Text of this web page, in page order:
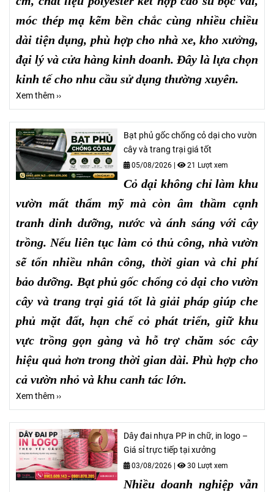
móc thép mạ kẽm bền chắc cùng nhiều chiều
dài tiện dụng, phù hợp cho nhà xe, kho xưởng,
đại lý và cửa hàng kinh doanh. Đây là lựa chọn
kinh tế cho nhu cầu sử dụng thường xuyên.
Xem thêm ››
Bạt phủ gốc chống cỏ dại cho vườn
cây và trang trại giá tốt
05/08/2026 | 21 Lượt xem
Cỏ dại không chỉ làm khu
vườn mất thẩm mỹ mà còn âm thầm cạnh
tranh dinh dưỡng, nước và ánh sáng với cây
trồng. Nếu liên tục làm cỏ thủ công, nhà vườn
sẽ tốn nhiều nhân công, thời gian và chi phí
bảo dưỡng. Bạt phủ gốc chống cỏ dại cho vườn
cây và trang trại giá tốt là giải pháp giúp che
phủ mặt đất, hạn chế cỏ phát triển, giữ khu
vực trồng gọn gàng và hỗ trợ chăm sóc cây
hiệu quả hơn trong thời gian dài. Phù hợp cho
cả vườn nhỏ và khu canh tác lớn.
Xem thêm ››
Dây đai nhựa PP in chữ, in logo –
Giá sỉ trực tiếp tại xưởng
03/08/2026 | 30 Lượt xem
Nhiều doanh nghiệp vẫn